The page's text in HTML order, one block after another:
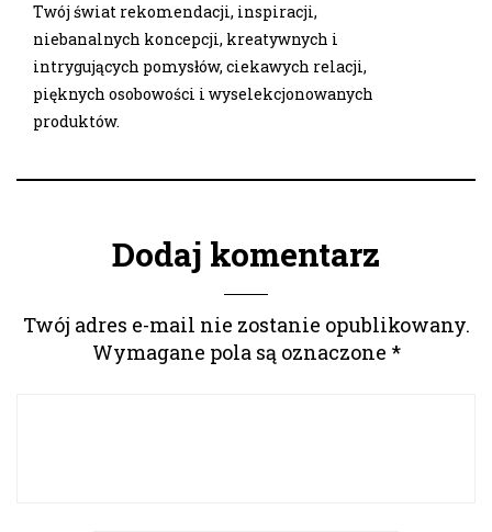
Twój świat rekomendacji, inspiracji,
niebanalnych koncepcji, kreatywnych i
intrygujących pomysłów, ciekawych relacji,
pięknych osobowości i wyselekcjonowanych
produktów.
Dodaj komentarz
Twój adres e-mail nie zostanie opublikowany.
Wymagane pola są oznaczone *